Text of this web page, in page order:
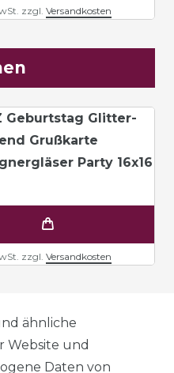
zzgl. Versandkosten
Geburtstag Glitter-
Grußkarte
Party 16x16
zzgl. Versandkosten
ähnliche
Website und
Daten von